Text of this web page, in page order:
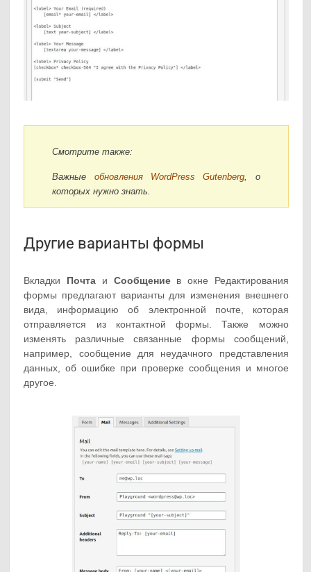
Смотрите также:
Важные обновления WordPress Gutenberg, о
которых нужно знать.
Другие варианты формы
Вкладки Почта и Сообщение в окне Редактирования
формы предлагают варианты для изменения внешнего
вида, информацию об электронной почте, которая
отправляется из контактной формы. Также можно
изменять различные связанные формы сообщений,
например, сообщение для неудачного представления
данных, об ошибке при проверке сообщения и многое
другое.